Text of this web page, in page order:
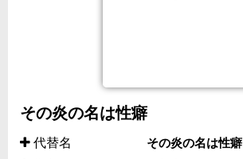
その炎の名は性癖
代替名
その炎の名は性癖